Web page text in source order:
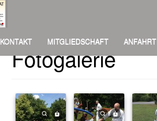
KONTAKT MITGLIEDSCHAFT ANFAHRT
Fotogalerie